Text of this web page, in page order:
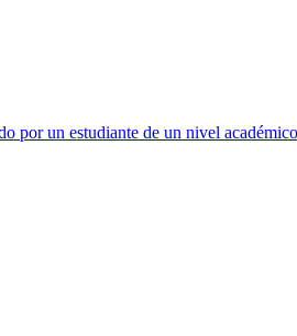
por un estudiante de un nivel